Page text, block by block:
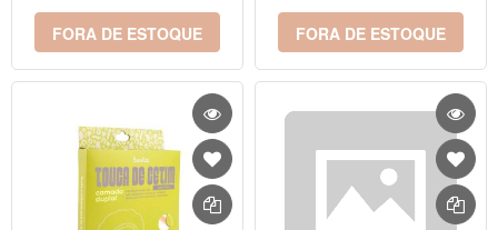
FORA DE ESTOQUE FORA DE ESTOQUE